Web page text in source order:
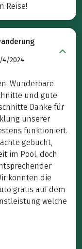
Reise!
4/2024
Wunderbare
und gute
Danke für
unserer
funktioniert.
gebucht,
im Pool, doch
konnten die
gratis auf dem
welche